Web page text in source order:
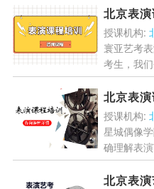
详情的，
北京表
授课机构:
寰亚艺考
考生，我
己的教学
的作品，做
对校考。...
北京表
授课机构:
星城偶像
确理解表
挖掘表演
员的基本
北京表